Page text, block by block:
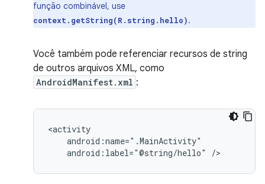
função combinável, use
context.getString(R.string.hello).
Você também pode referenciar recursos de string
de outros arquivos XML, como
AndroidManifest.xml :
android:label="@string/hello"
/>